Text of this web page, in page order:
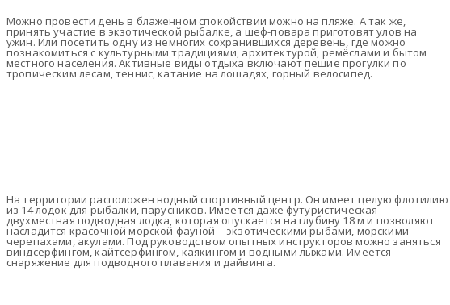
Можно провести день в блаженном спокойствии можно на пляже. А так же,
принять участие в экзотической рыбалке, а шеф-повара приготовят улов на
ужин. Или посетить одну из немногих сохранившихся деревень, где можно
познакомиться с культурными традициями, архитектурой, ремёслами и бытом
местного населения. Активные виды отдыха включают пешие прогулки по
тропическим лесам, теннис, катание на лошадях, горный велосипед.
На территории расположен водный спортивный центр. Он имеет целую флотилию
из 14 лодок для рыбалки, парусников. Имеется даже футуристическая
двухместная подводная лодка, которая опускается на глубину 18 м и позволяют
насладится красочной морской фауной – экзотическими рыбами, морскими
черепахами, акулами. Под руководством опытных инструкторов можно заняться
виндсерфингом, кайтсерфингом, каякингом и водными лыжами. Имеется
снаряжение для подводного плавания и дайвинга.